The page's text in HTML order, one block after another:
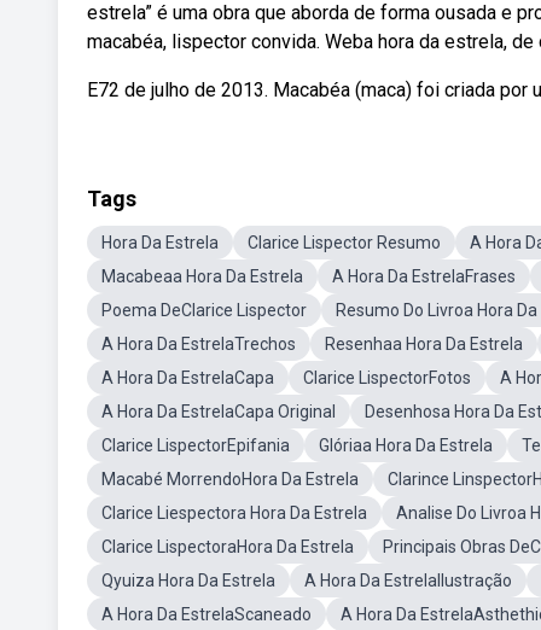
estrela” é uma obra que aborda de forma ousada e
macabéa, lispector convida. Weba hora da estrela,
E72 de julho de 2013. Macabéa (maca) foi criada por
Tags
Hora Da Estrela Clarice Lispector Resumo
A Hora
Macabeaa Hora Da Estrela
A Hora Da EstrelaFrases
Poema DeClarice Lispector
Resumo Do Livroa Hora
A Hora Da EstrelaTrechos
Resenhaa Hora Da Estrela
A Hora Da EstrelaCapa
Clarice LispectorFotos
A
A Hora Da EstrelaCapa Original
Desenhosa Hora Da
Clarice LispectorEpifania
Glóriaa Hora Da Estrela
Macabé MorrendoHora Da Estrela
Clarince
Clarice Liespectora Hora Da Estrela
Analise Do Livroa
Clarice LispectoraHora Da Estrela
Principais Obras
Qyuiza Hora Da Estrela
A Hora Da EstrelaIlustração
A Hora Da EstrelaScaneado
A Hora Da